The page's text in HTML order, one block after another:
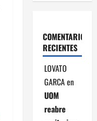
COMENTARIOS
RECIENTES
LOVATO
GARCAen
UOM
reabre